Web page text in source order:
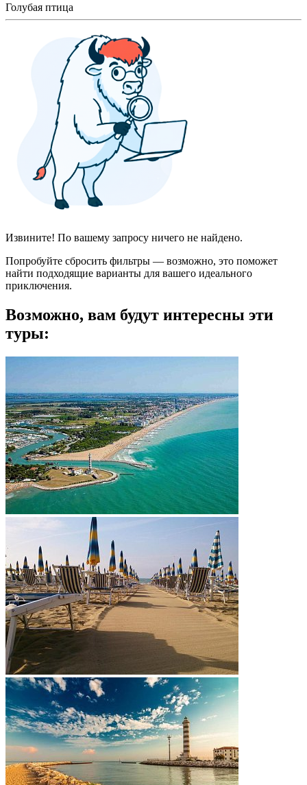
Голубая птица
Извините! По вашему запросу ничего не найдено.
Попробуйте сбросить фильтры — возможно, это поможет
найти подходящие варианты для вашего идеального
приключения.
Возможно, вам будут интересны эти
туры: